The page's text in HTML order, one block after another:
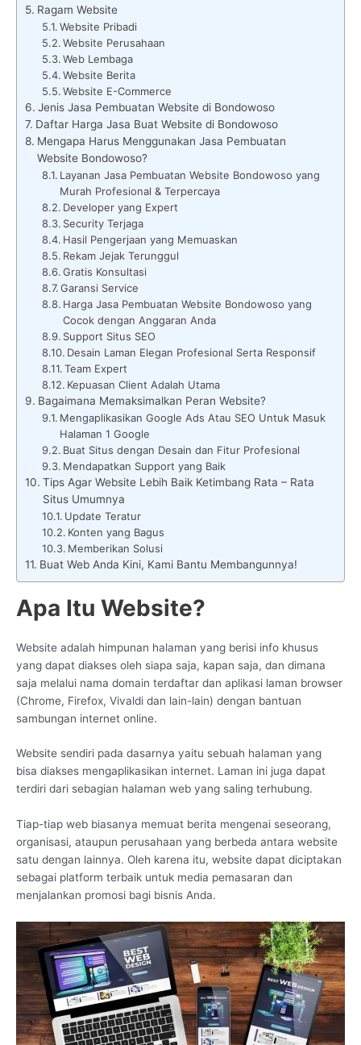
Ragam Website
Website Pribadi
Website Perusahaan
Web Lembaga
Website Berita
Website E-Commerce
Jenis Jasa Pembuatan Website di Bondowoso
Daftar Harga Jasa Buat Website di Bondowoso
Mengapa Harus Menggunakan Jasa Pembuatan
Website Bondowoso?
Layanan Jasa Pembuatan Website Bondowoso yang
Murah Profesional & Terpercaya
Developer yang Expert
Security Terjaga
Hasil Pengerjaan yang Memuaskan
Rekam Jejak Terunggul
Gratis Konsultasi
Garansi Service
Harga Jasa Pembuatan Website Bondowoso yang
Cocok dengan Anggaran Anda
Support Situs SEO
Desain Laman Elegan Profesional Serta Responsif
Team Expert
Kepuasan Client Adalah Utama
Bagaimana Memaksimalkan Peran Website?
Mengaplikasikan Google Ads Atau SEO Untuk Masuk
Halaman 1 Google
Buat Situs dengan Desain dan Fitur Profesional
Mendapatkan Support yang Baik
Tips Agar Website Lebih Baik Ketimbang Rata – Rata
Situs Umumnya
Update Teratur
Konten yang Bagus
Memberikan Solusi
Buat Web Anda Kini, Kami Bantu Membangunnya!
Apa Itu Website?
Website adalah himpunan halaman yang berisi info khusus
yang dapat diakses oleh siapa saja, kapan saja, dan dimana
saja melalui nama domain terdaftar dan aplikasi laman browser
(Chrome, Firefox, Vivaldi dan lain-lain) dengan bantuan
sambungan internet online.
Website sendiri pada dasarnya yaitu sebuah halaman yang
bisa diakses mengaplikasikan internet. Laman ini juga dapat
terdiri dari sebagian halaman web yang saling terhubung.
Tiap-tiap web biasanya memuat berita mengenai seseorang,
organisasi, ataupun perusahaan yang berbeda antara website
satu dengan lainnya. Oleh karena itu, website dapat diciptakan
sebagai platform terbaik untuk media pemasaran dan
menjalankan promosi bagi bisnis Anda.